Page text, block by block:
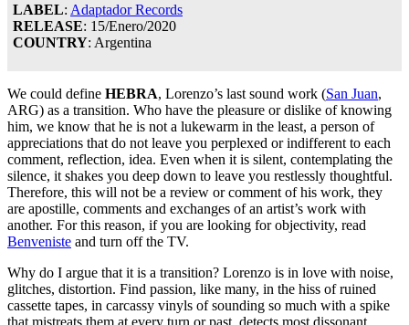
LABEL: Adaptador Records
RELEASE: 15/Enero/2020
COUNTRY: Argentina
We could define HEBRA, Lorenzo’s last sound work (San Juan,
ARG) as a transition. Who have the pleasure or dislike of knowing
him, we know that he is not a lukewarm in the least, a person of
appreciations that do not leave you perplexed or indifferent to each
comment, reflection, idea. Even when it is silent, contemplating the
silence, it shakes you deep down to leave you restlessly thoughtful.
Therefore, this will not be a review or comment of his work, they
are apostille, comments and exchanges of an artist’s work with
another. For this reason, if you are looking for objectivity, read
Benveniste and turn off the TV.
Why do I argue that it is a transition? Lorenzo is in love with noise,
glitches, distortion. Find passion, like many, in the hiss of ruined
cassette tapes, in carcassy vinyls of sounding so much with a spike
that mistreats them at every turn or past, detects most dissonant